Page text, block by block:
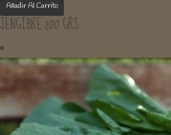
Añadir Al Carrito
JENGIBRE 200 GRS